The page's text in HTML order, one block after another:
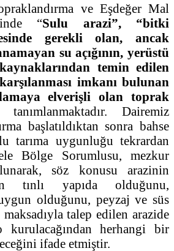
ve Eşdeğer Mal
“Sulu arazi”, “bitki
gerekli olan, ancak
su açığının, yerüstü
temin edilen
imkanı bulunan
elverişli olan toprak
tanımlanmaktadır. Dairemiz
başlatıldıktan sonra bahse
tarıma uygunluğu tekrardan
Bölge Sorumlusu, mezkur
söz konusu arazinin
tınlı yapıda olduğunu,
olduğunu, peyzaj ve süs
talep edilen arazide
kurulacağından herhangi bir
ifade etmiştir.